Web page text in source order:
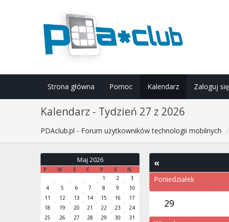
Strona główna Pomoc Kalendarz Zaloguj się
Kalendarz - Tydzień 27 z 2026
PDAclub.pl - Forum użytkowników technologii mobilnych
Maj 2026
P W Ś C P S
N
1
2
3
4
5 6 7 8 9
10
11
12 13 14 15 16
17
18
19 20 21 22 23
24
25
26 27 28 29 30 31
«
Poniedziałek
29